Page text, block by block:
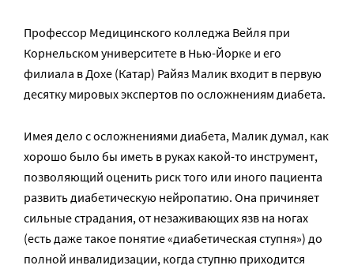
Профессор Медицинского колледжа Вейля при
Корнельском университете в Нью-Йорке и его
филиала в Дохе (Катар) Райяз Малик входит в первую
десятку мировых экспертов по осложнениям диабета.
Имея дело с осложнениями диабета, Малик думал, как
хорошо было бы иметь в руках какой-то инструмент,
позволяющий оценить риск того или иного пациента
развить диабетическую нейропатию. Она причиняет
сильные страдания, от незаживающих язв на ногах
(есть даже такое понятие «диабетическая ступня») до
полной инвалидизации, когда ступню приходится